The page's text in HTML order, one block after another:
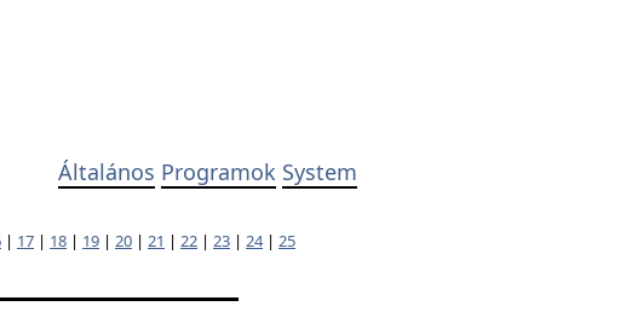
Általános Programok System
| 17 | 18 | 19 | 20 | 21 | 22 | 23 | 24| 25